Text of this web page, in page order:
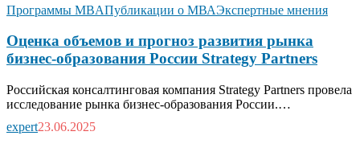
Программы MBAПубликации о МВАЭкспертные мнения
Оценка объемов и прогноз развития рынка
бизнес-образования России Strategy Partners
Российская консалтинговая компания Strategy Partners провела
исследование рынка бизнес-образования России.…
expert23.06.2025